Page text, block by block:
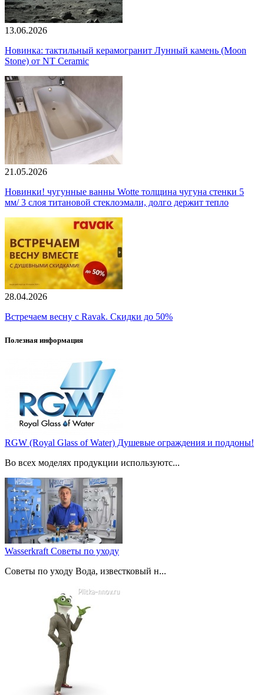
13.06.2026
Новинка: тактильный керамогранит Лунный камень (Moon
Stone) от NT Ceramic
21.05.2026
Новинки! чугунные ванны Wotte толщина чугуна стенки 5
мм/ 3 слоя титановой стеклоэмали, долго держит тепло
28.04.2026
Встречаем весну с Ravak. Скидки до 50%
Полезная информация
RGW (Royal Glass of Water) Душевые ограждения и поддоны!
Во всех моделях продукции используютс...
Wasserkraft Советы по уходу
Советы по уходу Вода, известковый н...